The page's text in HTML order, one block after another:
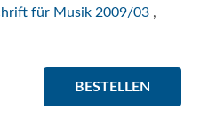
für Musik 2009/03 ,
BESTELLEN